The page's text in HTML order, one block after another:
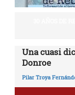
Una cuasi
Donroe
Pilar Troya